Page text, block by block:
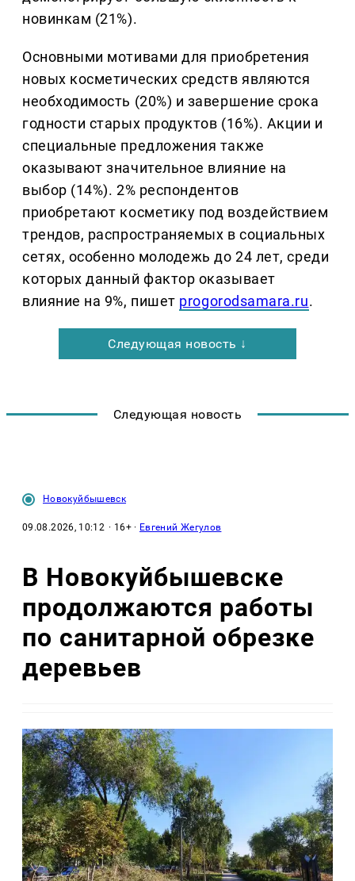
новинкам (21%).
Основными мотивами для приобретения
новых косметических средств являются
необходимость (20%) и завершение срока
годности старых продуктов (16%). Акции и
специальные предложения также
оказывают значительное влияние на
выбор (14%). 2% респондентов
приобретают косметику под воздействием
трендов, распространяемых в социальных
сетях, особенно молодежь до 24 лет, среди
которых данный фактор оказывает
влияние на 9%, пишет progorodsamara.ru.
Следующая новость ↓
Следующая новость
Новокуйбышевск
09.08.2026, 10:12 · 16+ · Евгений Жегулов
В Новокуйбышевске
продолжаются работы
по санитарной обрезке
деревьев